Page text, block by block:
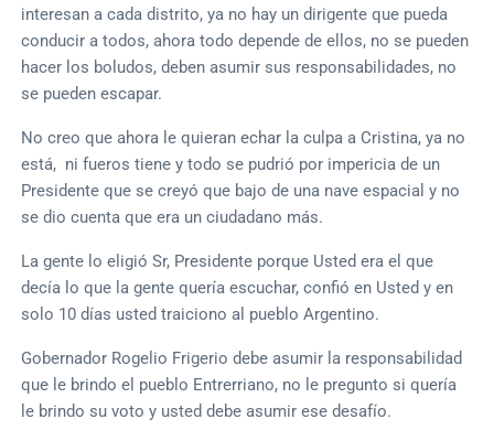
interesan a cada distrito, ya no hay un dirigente que pueda
conducir a todos, ahora todo depende de ellos, no se pueden
hacer los boludos, deben asumir sus responsabilidades, no
se pueden escapar.
No creo que ahora le quieran echar la culpa a Cristina, ya no
está, ni fueros tiene y todo se pudrió por impericia de un
Presidente que se creyó que bajo de una nave espacial y no
se dio cuenta que era un ciudadano más.
La gente lo eligió Sr, Presidente porque Usted era el que
decía lo que la gente quería escuchar, confió en Usted y en
solo 10 días usted traiciono al pueblo Argentino.
Gobernador Rogelio Frigerio debe asumir la responsabilidad
que le brindo el pueblo Entrerriano, no le pregunto si quería
le brindo su voto y usted debe asumir ese desafío.